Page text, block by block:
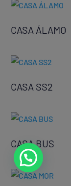
CASA ÁLAMO
CASA SS2
CASA BUS